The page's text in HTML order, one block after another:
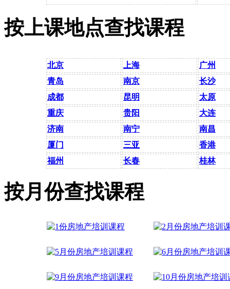
按上课地点查找课程
北京 上海
广州
青岛
南京
长沙
成都
昆明
太原
重庆
贵阳
大连
济南
南宁
南昌
厦门
三亚
香港
福州
长春 桂林
按月份查找课程